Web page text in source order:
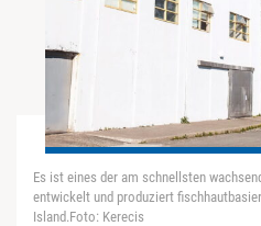
Es ist eines der am schnellsten
entwickelt und produziert
Island.Foto: Kerecis